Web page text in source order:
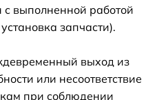
с выполненной работой
запчасти).
выход из
или несоответствие
при соблюдении